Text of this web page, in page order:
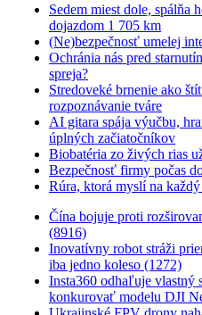
Sedem miest dole,
dojazdom 1 705 km
(Ne)bezpečnosť umelej
Ochránia nás pred
spreja?
Stredoveké brnenie ako
rozpoznávanie tváre
AI gitara spája výučbu,
úplných začiatočníkov
Biobatéria zo živých rias
Bezpečnosť firmy počas
Rúra, ktorá myslí na
Čína bojuje proti
(8916)
Inovatívny robot stráži
iba jedno koleso (1272)
Insta360 odhaľuje vlastný
konkurovať modelu DJI